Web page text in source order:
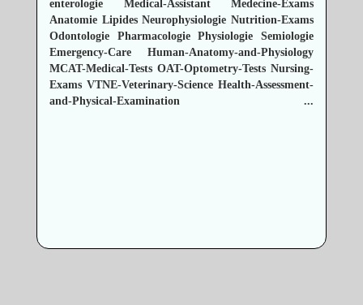
enterologie
Medical-Assistant
Medecine-Exams
Anatomie Lipides Neurophysiologie Nutrition-Exams
Odontologie
Pharmacologie Physiologie
Semiologie
Emergency-Care
Human-Anatomy-and-Physiology
MCAT-Medical-Tests OAT-Optometry-Tests Nursing-
Exams VTNE-Veterinary-Science Health-Assessment-
and-Physical-Examination...